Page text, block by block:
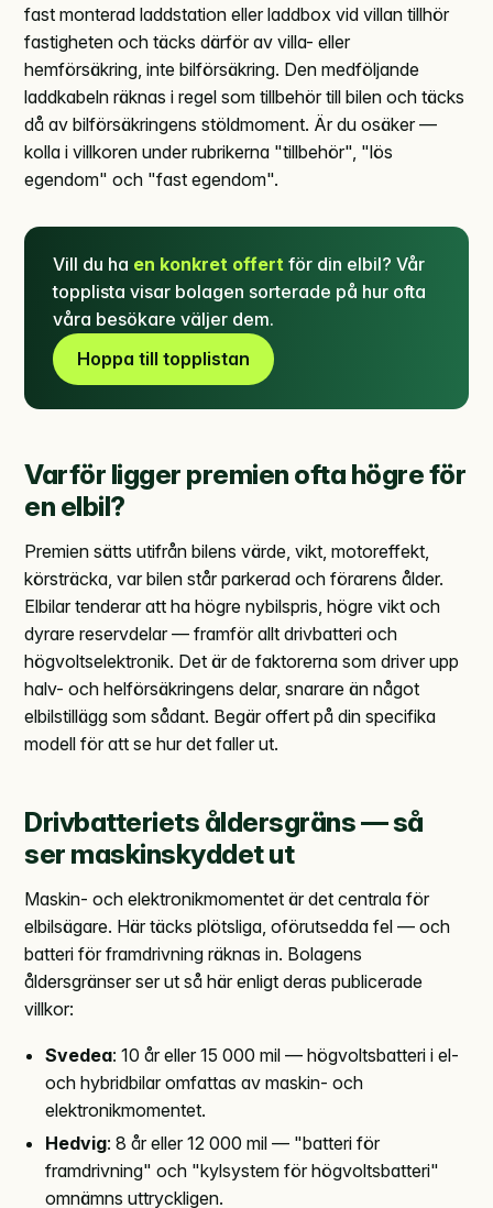
fast monterad laddstation eller laddbox vid villan tillhör
fastigheten och täcks därför av villa- eller
hemförsäkring, inte bilförsäkring. Den medföljande
laddkabeln räknas i regel som tillbehör till bilen och täcks
då av bilförsäkringens stöldmoment. Är du osäker —
kolla i villkoren under rubrikerna "tillbehör", "lös
egendom" och "fast egendom".
Vill du ha en konkret offert för din elbil? Vår
topplista visar bolagen sorterade på hur ofta
våra besökare väljer dem.
Hoppa till topplistan
Varför ligger premien ofta högre för
en elbil?
Premien sätts utifrån bilens värde, vikt, motoreffekt,
körsträcka, var bilen står parkerad och förarens ålder.
Elbilar tenderar att ha högre nybilspris, högre vikt och
dyrare reservdelar — framför allt drivbatteri och
högvoltselektronik. Det är de faktorerna som driver upp
halv- och helförsäkringens delar, snarare än något
elbilstillägg som sådant. Begär offert på din specifika
modell för att se hur det faller ut.
Drivbatteriets åldersgräns — så
ser maskinskyddet ut
Maskin- och elektronikmomentet är det centrala för
elbilsägare. Här täcks plötsliga, oförutsedda fel — och
batteri för framdrivning räknas in. Bolagens
åldersgränser ser ut så här enligt deras publicerade
villkor:
Svedea: 10 år eller 15 000 mil — högvoltsbatteri i el-
och hybridbilar omfattas av maskin- och
elektronikmomentet.
Hedvig: 8 år eller 12 000 mil — "batteri för
framdrivning" och "kylsystem för högvoltsbatteri"
omnämns uttryckligen.